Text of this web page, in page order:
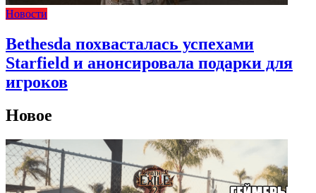
Новости
Bethesda похвасталась успехами
Starfield и анонсировала подарки для
игроков
Новое